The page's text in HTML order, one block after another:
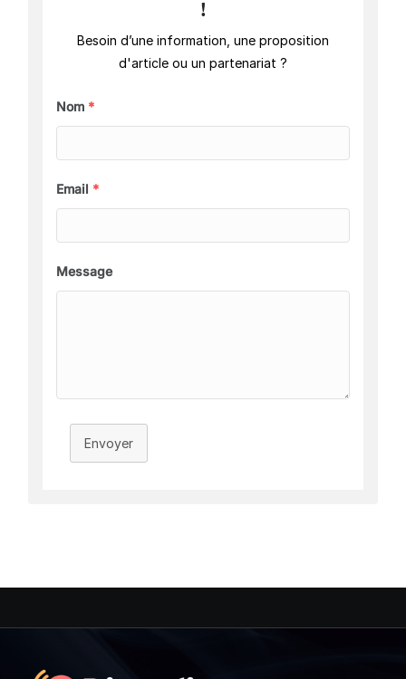
!
Besoin d’une information, une proposition
d'article ou un partenariat ?
Nom *
Email *
Message
Envoyer